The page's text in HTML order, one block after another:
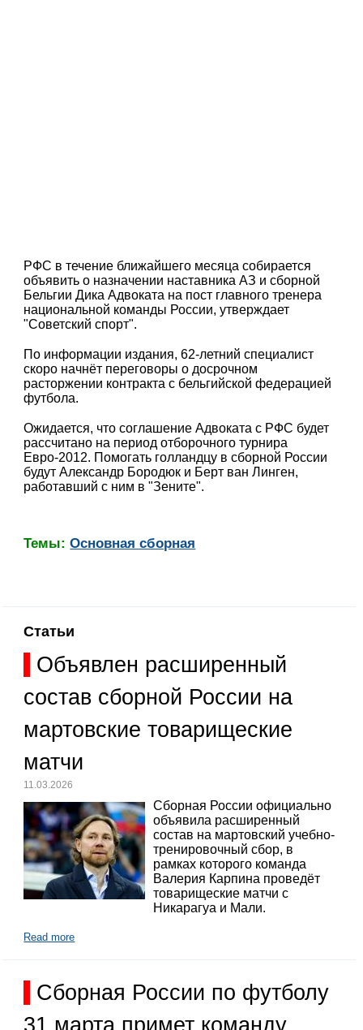
РФС в течение ближайшего месяца собирается
объявить о назначении наставника АЗ и сборной
Бельгии Дика Адвоката на пост главного тренера
национальной команды России, утверждает
"Советский спорт".
По информации издания, 62-летний специалист
скоро начнёт переговоры о досрочном
расторжении контракта с бельгийской федерацией
футбола.
Ожидается, что соглашение Адвоката с РФС будет
рассчитано на период отборочного турнира
Евро-2012. Помогать голландцу в сборной России
будут Александр Бородюк и Берт ван Линген,
работавший с ним в "Зените".
Темы:Основная сборная
Статьи
Объявлен расширенный
состав сборной России на
мартовские товарищеские
матчи
11.03.2026
Сборная России официально
объявила расширенный
состав на мартовский учебно-
тренировочный сбор, в
рамках которого команда
Валерия Карпина проведёт
товарищеские матчи с
Никарагуа и Мали.
Read more
Сборная России по футболу